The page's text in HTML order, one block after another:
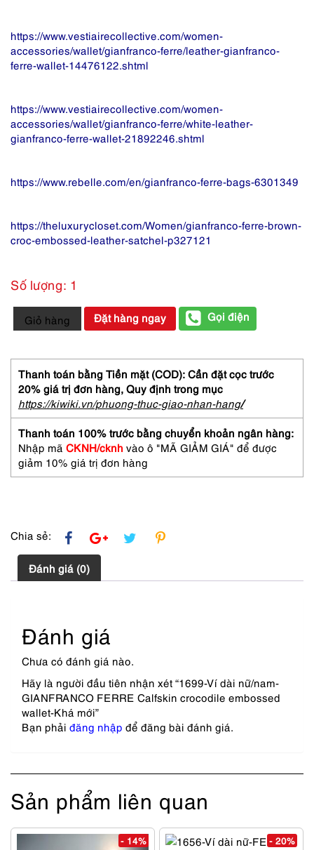
https://www.vestiairecollective.com/women-
accessories/wallet/gianfranco-ferre/leather-gianfranco-
ferre-wallet-14476122.shtml
https://www.vestiairecollective.com/women-
accessories/wallet/gianfranco-ferre/white-leather-
gianfranco-ferre-wallet-21892246.shtml
https://www.rebelle.com/en/gianfranco-ferre-bags-6301349
https://theluxurycloset.com/Women/gianfranco-ferre-brown-
croc-embossed-leather-satchel-p327121
Số lượng: 1
1699-
Ví
nữ/nam-
GIANFRANCO
FERRE
Calfskin
crocodile
embossed
wallet-
Khá
mới
Giỏ hàng Đặt hàng ngay Gọi điện
Thanh toán bằng Tiền mặt (COD): Cần đặt cọc trước
20% giá trị đơn hàng, Quy định trong mục
https://kiwiki.vn/phuong-thuc-giao-nhan-hang/
Thanh toán 100% trước bằng chuyển khoản ngân hàng:
Nhập mã CKNH/cknh vào ô "MÃ GIẢM GIÁ" để được
giảm 10% giá trị đơn hàng
Chia sẻ:
Đánh giá (0)
Đánh giá
Chưa có đánh giá nào.
Hãy là người đầu tiên nhận xét “1699-Ví dài nữ/nam-
GIANFRANCO FERRE Calfskin crocodile embossed
wallet-Khá mới”
Bạn phải đăng nhập để đăng bài đánh giá.
Sản phẩm liên quan
- 14% - 20%